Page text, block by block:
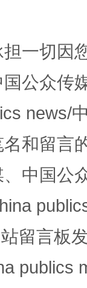
一切因
公众传
news/
和留言
中国公
留言板
publics